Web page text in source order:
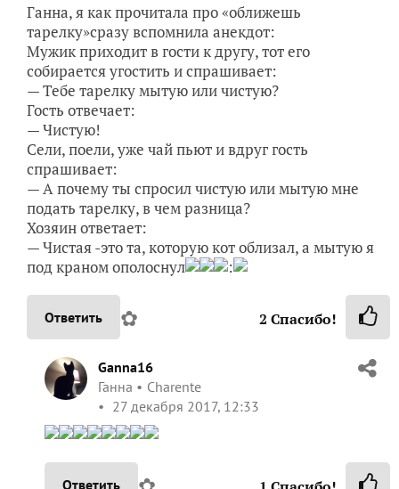
Ганна, я как прочитала про «оближешь
тарелку»сразу вспомнила анекдот:
Мужик приходит в гости к другу, тот его
собирается угостить и спрашивает:
— Тебе тарелку мытую или чистую?
Гость отвечает:
— Чистую!
Сели, поели, уже чай пьют и вдруг гость
спрашивает:
— А почему ты спросил чистую или мытую мне
подать тарелку, в чем разница?
Хозяин ответает:
— Чистая -это та, которую кот облизал, а мытую я
под краном ополоснул
:
Ответить ✿ 2 Спасибо!
Ganna16
Ганна
Charente
27 декабря 2017, 12:33
Ответить